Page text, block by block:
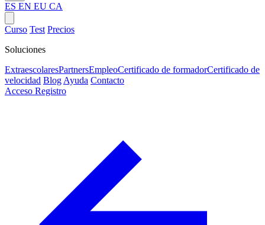
ES EN EU CA
Curso Test Precios
Soluciones
ExtraescolaresPartnersEmpleoCertificado de formadorCertificado de
velocidad Blog Ayuda Contacto
Acceso Registro